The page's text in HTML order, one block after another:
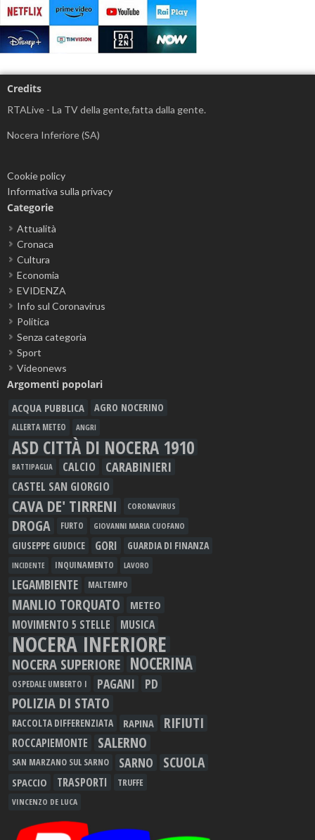
Credits
RTALive - La TV della gente,fatta dalla gente.
Nocera Inferiore (SA)
Cookie policy
Informativa sulla privacy
Categorie
Attualità
Cronaca
Cultura
Economia
EVIDENZA
Info sul Coronavirus
Politica
Senza categoria
Sport
Videonews
Argomenti popolari
ACQUA PUBBLICA AGRO NOCERINO
ALLERTA METEO ANGRI
ASD CITTÀ DI NOCERA 1910
BATTIPAGLIA CALCIO CARABINIERI
CASTEL SAN GIORGIO
CAVA DE' TIRRENI CORONAVIRUS
DROGA FURTO GIOVANNI MARIA CUOFANO
GIUSEPPE GIUDICE GORI GUARDIA DI FINANZA
INCIDENTE INQUINAMENTO LAVORO
LEGAMBIENTE MALTEMPO
MANLIO TORQUATO METEO
MOVIMENTO 5 STELLE MUSICA
NOCERA INFERIORE
NOCERA SUPERIORE NOCERINA
OSPEDALE UMBERTO I PAGANI PD
POLIZIA DI STATO
RACCOLTA DIFFERENZIATA RAPINA RIFIUTI
ROCCAPIEMONTE SALERNO
SAN MARZANO SUL SARNO SARNO SCUOLA
SPACCIO TRASPORTI TRUFFE
VINCENZO DE LUCA